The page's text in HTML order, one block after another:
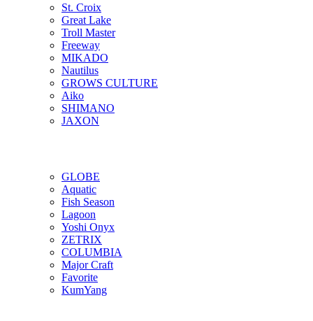
St. Croix
Great Lake
Troll Master
Freeway
MIKADO
Nautilus
GROWS CULTURE
Aiko
SHIMANO
JAXON
GLOBE
Aquatic
Fish Season
Lagoon
Yoshi Onyx
ZETRIX
COLUMBIA
Major Craft
Favorite
KumYang